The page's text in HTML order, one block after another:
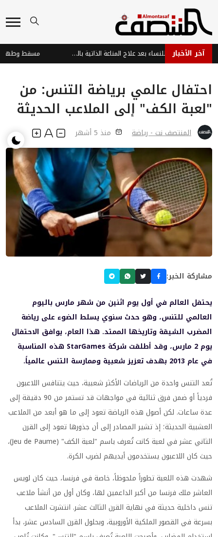
آخر الأخبار أمل جديد: حمل آمن للنساء بعد علاج المناعة الذاتية بالخلايا المعدلة
احتفال عالمي برياضة التنس: من
"لعبة الكف" إلى الملاعب الحديثة
المنتصف نت - رياضة منذ 5 أشهر
مشاركة الخبر:
يحتفل العالم في أول يوم اثنين من شهر مارس باليوم
العالمي للتنس، وهو حدث سنوي يسلط الضوء على رياضة
المضرب الشيقة وتاريخها الممتد. هذا العام، يوافق الاحتفال
يوم 2 مارس، وقد أطلقت شركة StarGames هذه المناسبة
في عام 2013 بهدف تعزيز شعبية وممارسة التنس عالمياً.
تُعد التنس واحدة من الرياضات الأكثر شعبية، حيث يتنافس اللاعبون
فردياً أو ضمن فرق ثنائية في مواجهات قد تستمر من 90 دقيقة إلى
عدة ساعات. لكن أصول هذه الرياضة تعود إلى ما هو أبعد من الملاعب
العشبية الحديثة؛ إذ تشير المصادر إلى أن جذورها تعود إلى القرن
الثاني عشر في لعبة كانت تُعرف باسم "لعبة الكف" (Jeu de Paume)،
حيث كان اللاعبون يستخدمون أيديهم لضرب الكرة.
شهدت هذه اللعبة تطوراً ملحوظاً، خاصة في فرنسا، حيث كان لويس
العاشر ملك فرنسا من أكبر الداعمين لها، وكان أول من أنشأ ملاعب
تنس داخلية حديثة في نهاية القرن الثالث عشر. انتشرت الملاعب
بسرعة في القصور الملكية الأوروبية، وبحلول القرن السادس عشر، بدأ